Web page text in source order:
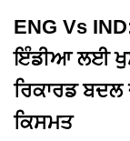
ENG Vs
ਇੰਡੀਆ ਲਈ
ਰਿਕਾਰਡ
ਕਿਸਮਤ